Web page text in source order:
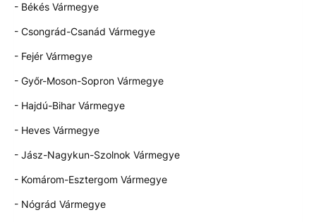
- Békés Vármegye
- Csongrád-Csanád Vármegye
- Fejér Vármegye
- Győr-Moson-Sopron Vármegye
- Hajdú-Bihar Vármegye
- Heves Vármegye
- Jász-Nagykun-Szolnok Vármegye
- Komárom-Esztergom Vármegye
- Nógrád Vármegye